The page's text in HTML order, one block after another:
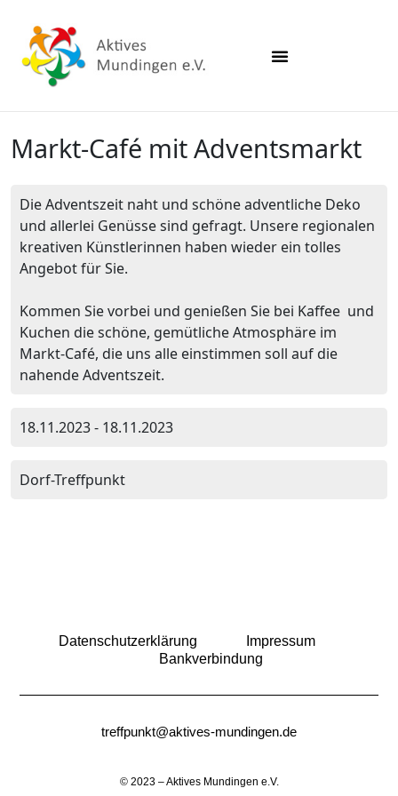
Markt-Café mit Adventsmarkt
Die Adventszeit naht und schöne adventliche Deko
und allerlei Genüsse sind gefragt. Unsere regionalen
kreativen Künstlerinnen haben wieder ein tolles
Angebot für Sie.
Kommen Sie vorbei und genießen Sie bei Kaffee und
Kuchen die schöne, gemütliche Atmosphäre im
Markt-Café, die uns alle einstimmen soll auf die
nahende Adventszeit.
18.11.2023 - 18.11.2023
Dorf-Treffpunkt
Datenschutzerklärung
Impressum
Bankverbindung
treffpunkt@aktives-mundingen.de
© 2023 – Aktives Mundingen e.V.